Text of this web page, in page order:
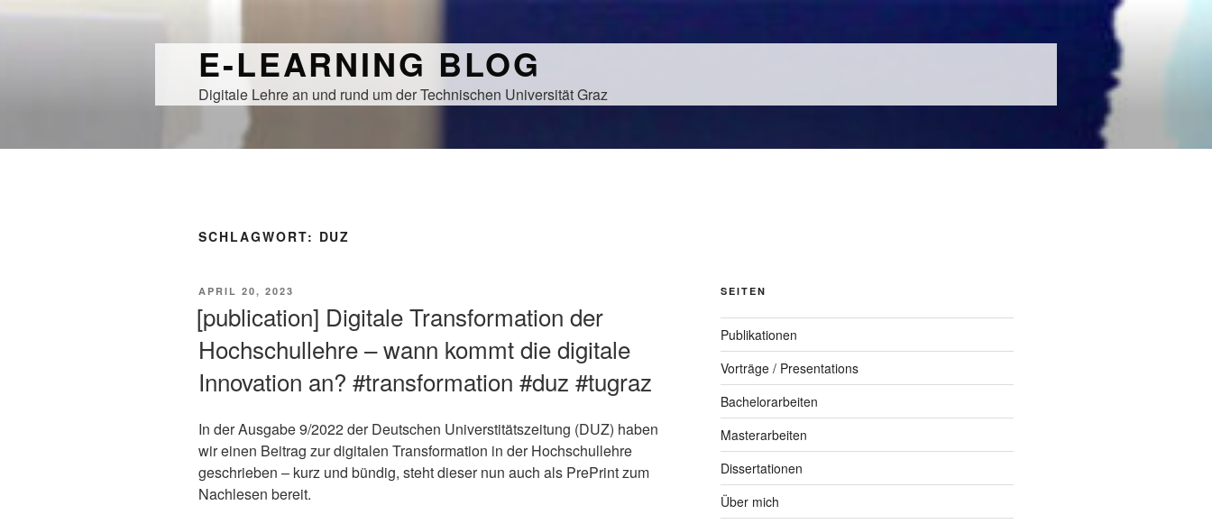
E-LEARNING BLOG
Digitale Lehre an und rund um der Technischen Universität Graz
SCHLAGWORT: DUZ
VERÖFFENTLICHT
APRIL 20, 2023
[publication] Digitale Transformation der
Hochschullehre – wann kommt die digitale
Innovation an? #transformation #duz #tugraz
In der Ausgabe 9/2022 der Deutschen Universtitätszeitung (DUZ) haben
wir einen Beitrag zur digitalen Transformation in der Hochschullehre
geschrieben – kurz und bündig, steht dieser nun auch als PrePrint zum
Nachlesen bereit.
SEITEN
Publikationen
Vorträge / Presentations
Bachelorarbeiten
Masterarbeiten
Dissertationen
Über mich